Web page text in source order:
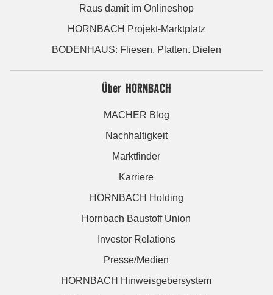
Raus damit im Onlineshop
HORNBACH Projekt-Marktplatz
BODENHAUS: Fliesen. Platten. Dielen
Über HORNBACH
MACHER Blog
Nachhaltigkeit
Marktfinder
Karriere
HORNBACH Holding
Hornbach Baustoff Union
Investor Relations
Presse/Medien
HORNBACH Hinweisgebersystem